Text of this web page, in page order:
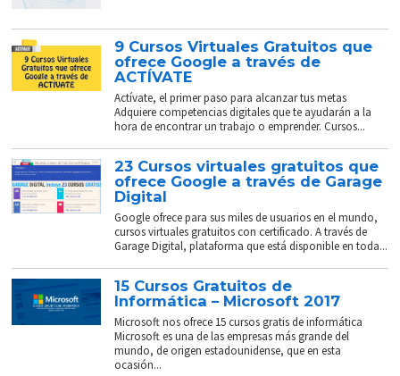
9 Cursos Virtuales Gratuitos que
ofrece Google a través de
ACTÍVATE
Actívate, el primer paso para alcanzar tus metas
Adquiere competencias digitales que te ayudarán a la
hora de encontrar un trabajo o emprender. Cursos...
23 Cursos virtuales gratuitos que
ofrece Google a través de Garage
Digital
Google ofrece para sus miles de usuarios en el mundo,
cursos virtuales gratuitos con certificado. A través de
Garage Digital, plataforma que está disponible en toda...
15 Cursos Gratuitos de
Informática – Microsoft 2017
Microsoft nos ofrece 15 cursos gratis de informática
Microsoft es una de las empresas más grande del
mundo, de origen estadounidense, que en esta
ocasión...